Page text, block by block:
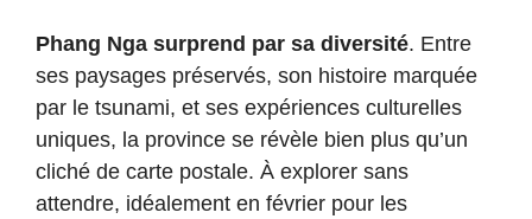
Phang Nga surprend par sa diversité. Entre
ses paysages préservés, son histoire marquée
par le tsunami, et ses expériences culturelles
uniques, la province se révèle bien plus qu’un
cliché de carte postale. À explorer sans
attendre, idéalement en février pour les